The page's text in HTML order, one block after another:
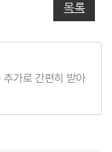
목록
가로 간편히 받아